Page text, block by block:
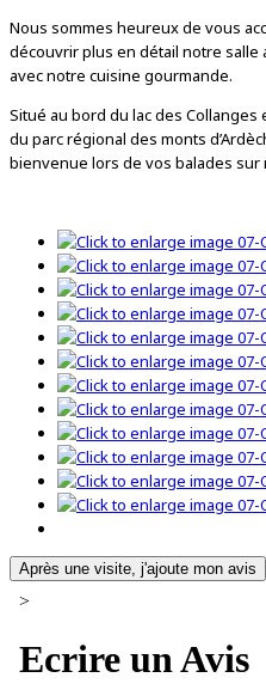
Nous sommes heureux de vous
découvrir plus en détail notre
avec notre cuisine gourmande.
Situé au bord du lac des
du parc régional des monts
bienvenue lors de vos balades sur
Après une visite, j'ajoute mon avis